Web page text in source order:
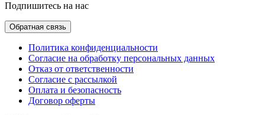
Подпишитесь на нас
Обратная связь
Политика конфиденциальности
Согласие на обработку персональных данных
Отказ от ответственности
Согласие с рассылкой
Оплата и безопасность
Договор оферты